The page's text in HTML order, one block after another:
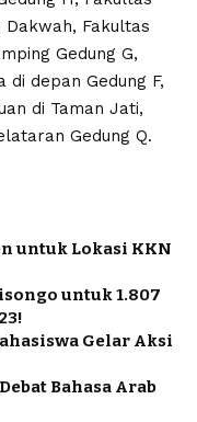
Dakwah, Fakultas
Gedung G,
di depan Gedung F,
di Taman Jati,
Gedung Q.
untuk Lokasi KKN
untuk 1.807
Gelar Aksi
Bahasa Arab